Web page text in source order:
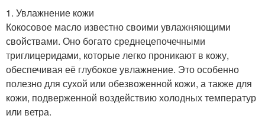
1. Увлажнение кожи
Кокосовое масло известно своими увлажняющими
свойствами. Оно богато среднецепочечными
триглицеридами, которые легко проникают в кожу,
обеспечивая её глубокое увлажнение. Это особенно
полезно для сухой или обезвоженной кожи, а также для
кожи, подверженной воздействию холодных температур
или ветра.